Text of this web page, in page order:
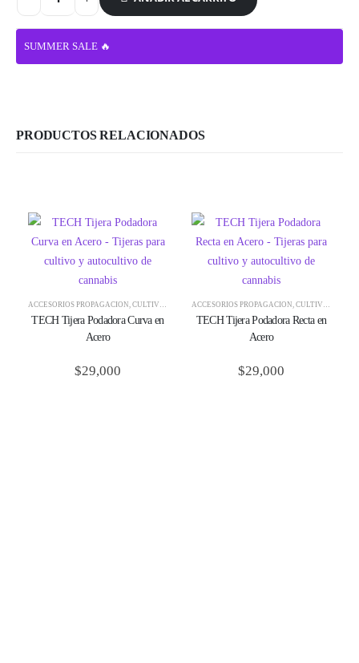
SUMMER SALE 🔥
PRODUCTOS RELACIONADOS
ACCESORIOS PROPAGACIÓN, CULTIVO , HERRAMIENTAS,PROPAGACIÓN,TECH
TECH Tijera Podadora Curva en
Acero
$29,000
ACCESORIOS PROPAGACIÓN, CULTIVO ,
TECH Tijera Podadora Recta en
Acero
$29,000